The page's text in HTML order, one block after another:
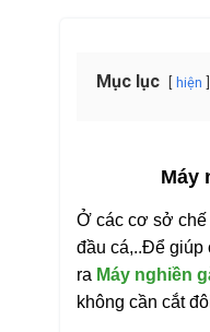
Mục lục hiện
Máy
Ở các cơ sở chế
đầu cá,..Để giúp
ra Máy nghiền
không cần cắt